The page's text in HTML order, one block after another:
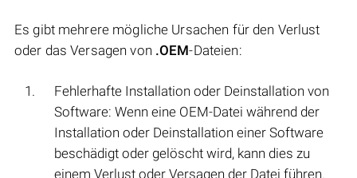
Es gibt mehrere mögliche Ursachen für den Verlust
oder das Versagen von .OEM-Dateien:
Fehlerhafte Installation oder Deinstallation von
Software: Wenn eine OEM-Datei während der
Installation oder Deinstallation einer Software
beschädigt oder gelöscht wird, kann dies zu
einem Verlust oder Versagen der Datei führen.